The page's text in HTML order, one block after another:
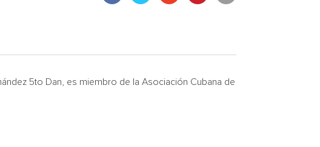
5to Dan, es miembro de la Asociación Cubana de